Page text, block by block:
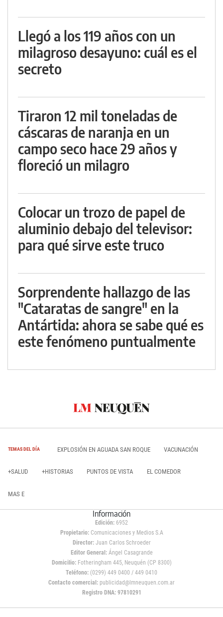
Llegó a los 119 años con un
milagroso desayuno: cuál es el
secreto
Tiraron 12 mil toneladas de
cáscaras de naranja en un
campo seco hace 29 años y
floreció un milagro
Colocar un trozo de papel de
aluminio debajo del televisor:
para qué sirve este truco
Sorprendente hallazgo de las
"Cataratas de sangre" en la
Antártida: ahora se sabe qué es
este fenómeno puntualmente
TEMAS DEL DÍA EXPLOSIÓN EN AGUADA SAN ROQUE VACUNACIÓN
+SALUD +HISTORIAS PUNTOS DE VISTA EL COMEDOR
MAS E
Información
Edición: 6952
Propietario:Comunicaciones y Medios S.A
Director: Juan Carlos Schroeder
Editor General:Ángel Casagrande
Domicilio:Fotheringham 445, Neuquén (CP 8300)
Teléfono: (0299) 449 0400 / 449 0410
Contacto comercial: publicidad@lmneuquen.com.ar
Registro DNA: 97810291